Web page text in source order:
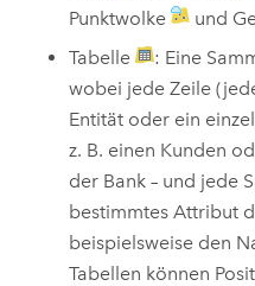
Punktwolke
und
Tabelle
: Eine
wobei jede Zeile
Entität oder ein
z. B. einen Kunden
der Bank – und jede
bestimmtes Attribut
beispielsweise den
Tabellen können